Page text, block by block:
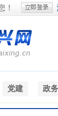
！
党建 政务